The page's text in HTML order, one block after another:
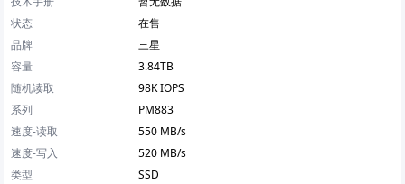
状态
在售
品牌
三星
容量
3.84TB
随机读取
98K IOPS
系列
PM883
速度-读取
550 MB/s
速度-写入
520 MB/s
类型
SSD